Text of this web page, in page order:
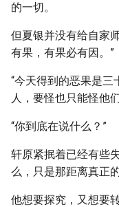
的一切。
但夏银并没有给自家
有果，有果必有因。”
“今天得到的恶果是
人，要怪也只能怪他
“你到底在说什么？”
轩原紧抿着已经有些
么，只是那距离真正
他想要探究，又想要